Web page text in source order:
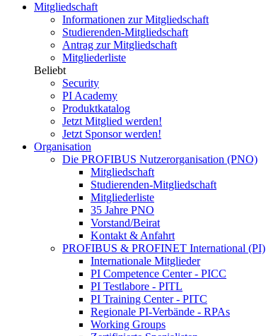
Mitgliedschaft
Informationen zur Mitgliedschaft
Studierenden-Mitgliedschaft
Antrag zur Mitgliedschaft
Mitgliederliste
Beliebt
Security
PI Academy
Produktkatalog
Jetzt Mitglied werden!
Jetzt Sponsor werden!
Organisation
Die PROFIBUS Nutzerorganisation (PNO)
Mitgliedschaft
Studierenden-Mitgliedschaft
Mitgliederliste
35 Jahre PNO
Vorstand/Beirat
Kontakt & Anfahrt
PROFIBUS & PROFINET International (PI)
Internationale Mitglieder
PI Competence Center - PICC
PI Testlabore - PITL
PI Training Center - PITC
Regionale PI-Verbände - RPAs
Working Groups